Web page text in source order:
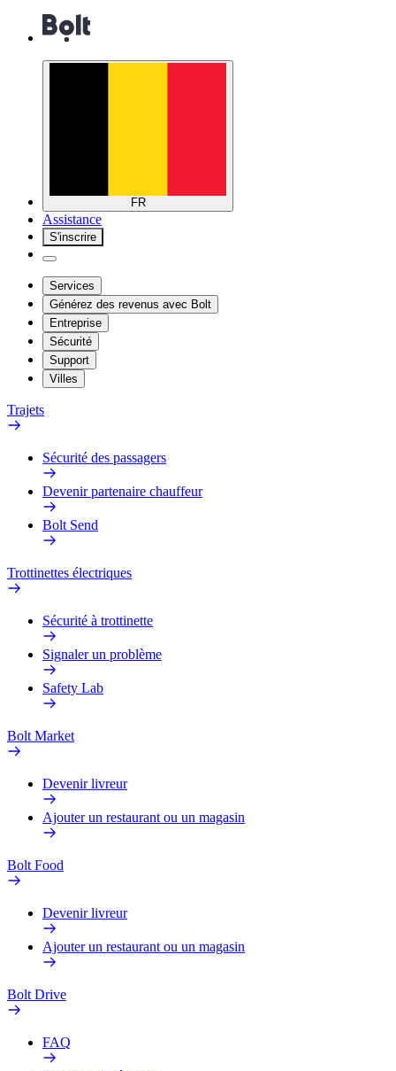
FR
Assistance
S'inscrire
Services
Générez des revenus avec Bolt
Entreprise
Sécurité
Support
Villes
Trajets
Sécurité des passagers
Devenir partenaire chauffeur
Bolt Send
Trottinettes électriques
Sécurité à trottinette
Signaler un problème
Safety Lab
Bolt Market
Devenir livreur
Ajouter un restaurant ou un magasin
Bolt Food
Devenir livreur
Ajouter un restaurant ou un magasin
Bolt Drive
FAQ